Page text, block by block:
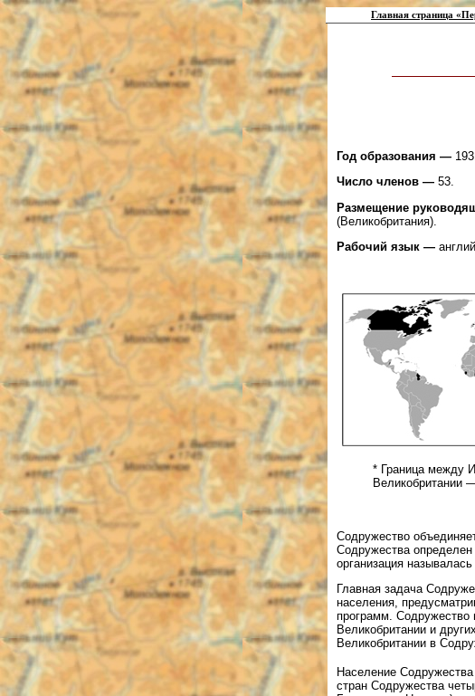
Главная страница
Год образования —
Число членов — 53.
Размещение
(Великобритания).
Рабочий язык —
* Граница между
Великобритании
Содружество
Содружества определен
организация
Главная задача
населения,
программ. Содружество
Великобритании и
Великобритании в
Население
стран Содружества